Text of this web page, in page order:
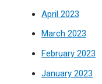
April 2023
March 2023
February 2023
January 2023